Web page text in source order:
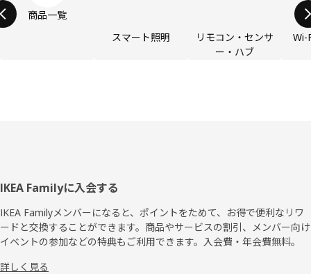
商品一覧
スマート照明
リモコン・センサ
ー・ハブ
Wi-
フ
ッ
タ
IKEA Familyに入会する
IKEA Familyメンバーになると、ポイントをためて、お得で便利なリワ
ードと交換することができます。商品やサービスの割引、メンバー向け
イベントの参加などの特典もご利用できます。入会費・年会費無料。
詳しく見る